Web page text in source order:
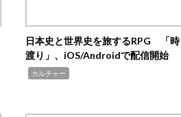
日本史と世界史を旅するRPG 「時
渡り」、iOS/Androidで配信開始
カルチャー